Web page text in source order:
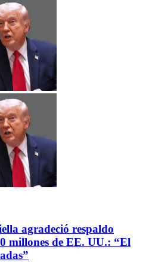
agradeció respaldo
millones de EE. UU.: “El